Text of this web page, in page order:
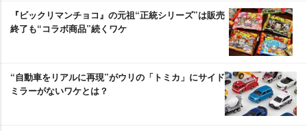
『ビックリマンチョコ』の元祖“正統シリーズ”は販売
終了も“コラボ商品”続くワケ
“自動車をリアルに再現”がウリの「トミカ」にサイド
ミラーがないワケとは？